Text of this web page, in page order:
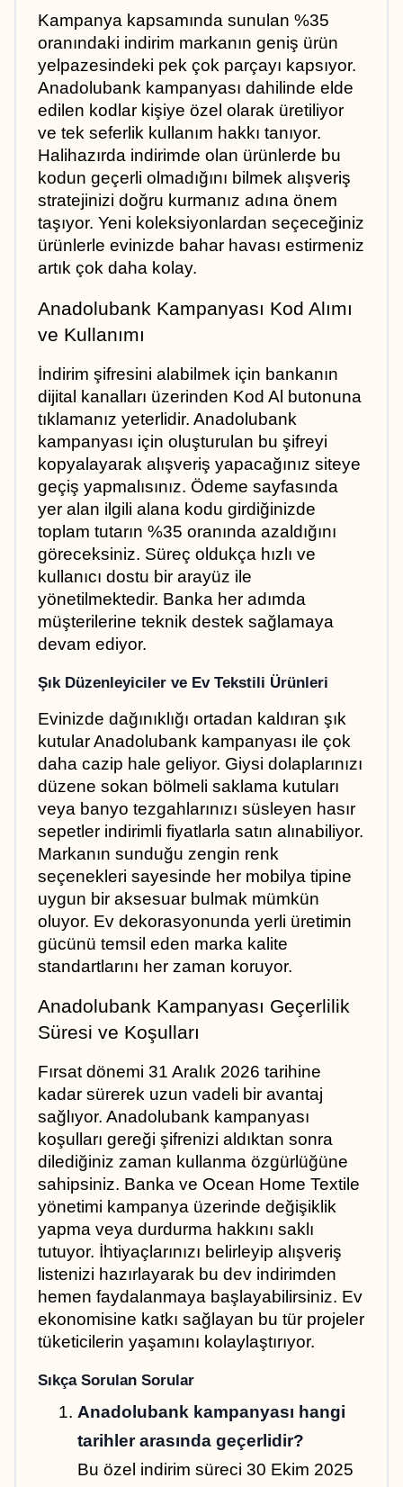
Kampanya kapsamında sunulan %35
oranındaki indirim markanın geniş ürün
yelpazesindeki pek çok parçayı kapsıyor.
Anadolubank kampanyası dahilinde elde
edilen kodlar kişiye özel olarak üretiliyor
ve tek seferlik kullanım hakkı tanıyor.
Halihazırda indirimde olan ürünlerde bu
kodun geçerli olmadığını bilmek alışveriş
stratejinizi doğru kurmanız adına önem
taşıyor. Yeni koleksiyonlardan seçeceğiniz
ürünlerle evinizde bahar havası estirmeniz
artık çok daha kolay.
Anadolubank Kampanyası Kod Alımı
ve Kullanımı
İndirim şifresini alabilmek için bankanın
dijital kanalları üzerinden Kod Al butonuna
tıklamanız yeterlidir. Anadolubank
kampanyası için oluşturulan bu şifreyi
kopyalayarak alışveriş yapacağınız siteye
geçiş yapmalısınız. Ödeme sayfasında
yer alan ilgili alana kodu girdiğinizde
toplam tutarın %35 oranında azaldığını
göreceksiniz. Süreç oldukça hızlı ve
kullanıcı dostu bir arayüz ile
yönetilmektedir. Banka her adımda
müşterilerine teknik destek sağlamaya
devam ediyor.
Şık Düzenleyiciler ve Ev Tekstili Ürünleri
Evinizde dağınıklığı ortadan kaldıran şık
kutular Anadolubank kampanyası ile çok
daha cazip hale geliyor. Giysi dolaplarınızı
düzene sokan bölmeli saklama kutuları
veya banyo tezgahlarınızı süsleyen hasır
sepetler indirimli fiyatlarla satın alınabiliyor.
Markanın sunduğu zengin renk
seçenekleri sayesinde her mobilya tipine
uygun bir aksesuar bulmak mümkün
oluyor. Ev dekorasyonunda yerli üretimin
gücünü temsil eden marka kalite
standartlarını her zaman koruyor.
Anadolubank Kampanyası Geçerlilik
Süresi ve Koşulları
Fırsat dönemi 31 Aralık 2026 tarihine
kadar sürerek uzun vadeli bir avantaj
sağlıyor. Anadolubank kampanyası
koşulları gereği şifrenizi aldıktan sonra
dilediğiniz zaman kullanma özgürlüğüne
sahipsiniz. Banka ve Ocean Home Textile
yönetimi kampanya üzerinde değişiklik
yapma veya durdurma hakkını saklı
tutuyor. İhtiyaçlarınızı belirleyip alışveriş
listenizi hazırlayarak bu dev indirimden
hemen faydalanmaya başlayabilirsiniz. Ev
ekonomisine katkı sağlayan bu tür projeler
tüketicilerin yaşamını kolaylaştırıyor.
Sıkça Sorulan Sorular
Anadolubank kampanyası hangi
tarihler arasında geçerlidir?
Bu özel indirim süreci 30 Ekim 2025